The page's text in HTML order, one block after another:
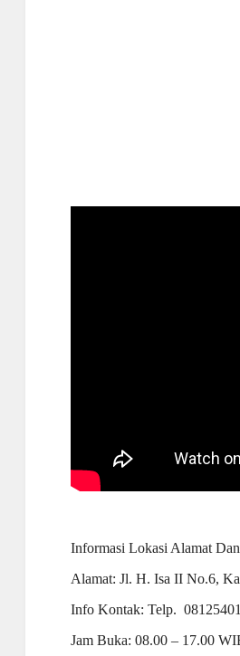
Informasi Lokasi Alamat
Alamat: Jl. H. Isa II No.6,
Info Kontak: Telp.
Jam Buka: 08.00 – 17.00